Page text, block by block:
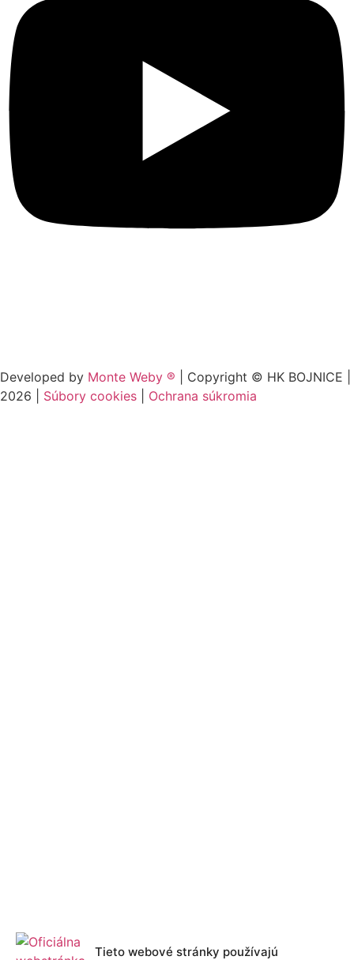
Tieto webové stránky používajú
Developed by Monte Weby ® | Copyright © HK BOJNICE |
2026
Súbory cookies Ochrana súkromia